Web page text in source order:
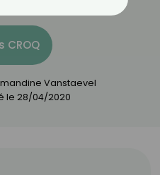
CROQ
Vanstaevel
le 28/04/2020